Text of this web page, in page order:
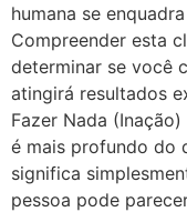
humana se
Compreender esta
determinar se você
atingirá resultados
Fazer Nada
é mais profundo do
significa
pessoa pode